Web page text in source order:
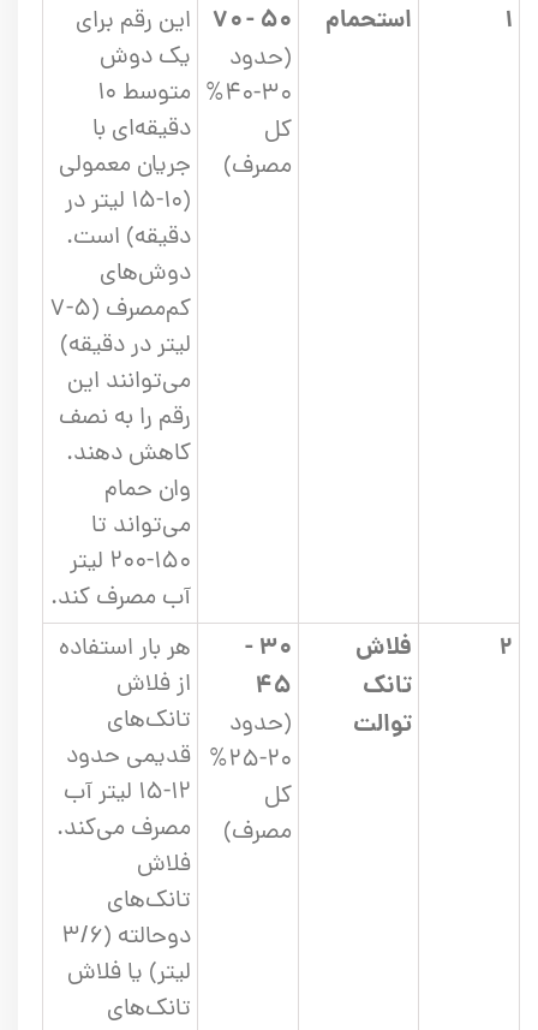
۱ استحمام ۵۰ - ۷۰
(حدود
۳۰-۴۰%
کل
مصرف)
این رقم برای
یک دوش
متوسط ۱۰
دقیقه‌ای با
جریان معمولی
(۱۰-۱۵ لیتر در
دقیقه) است.
دوش‌های
کم‌مصرف (۵-۷
لیتر در دقیقه)
می‌توانند این
رقم را به نصف
کاهش دهند.
وان حمام
می‌تواند تا
۱۵۰-۲۰۰ لیتر
آب مصرف کند.
۲
فلاش
تانک
توالت
۳۰ -
۴۵
(حدود
۲۰-۲۵%
کل
مصرف)
هر بار استفاده
از فلاش
تانک‌های
قدیمی حدود
۱۲-۱۵ لیتر آب
مصرف می‌کند.
فلاش
تانک‌های
دوحالته (۳/۶
لیتر) یا فلاش
تانک‌های